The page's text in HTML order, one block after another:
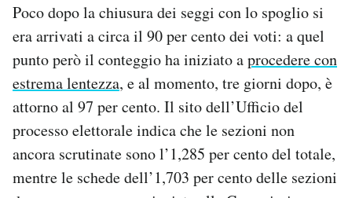
Poco dopo la chiusura dei seggi con lo spoglio si
era arrivati a circa il 90 per cento dei voti: a quel
punto però il conteggio ha iniziato aprocedere con
estrema lentezza, e al momento, tre giorni dopo, è
attorno al 97 per cento. Il sito dell’Ufficio del
processo elettorale indica che le sezioni non
ancora scrutinate sono l’1,285 per cento del totale,
mentre le schede dell’1,703 per cento delle sezioni